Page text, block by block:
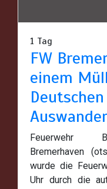
1 Tag
FW
einem
Deutschen
Feuerwehr
Bremerhaven
wurde die
Uhr durch die